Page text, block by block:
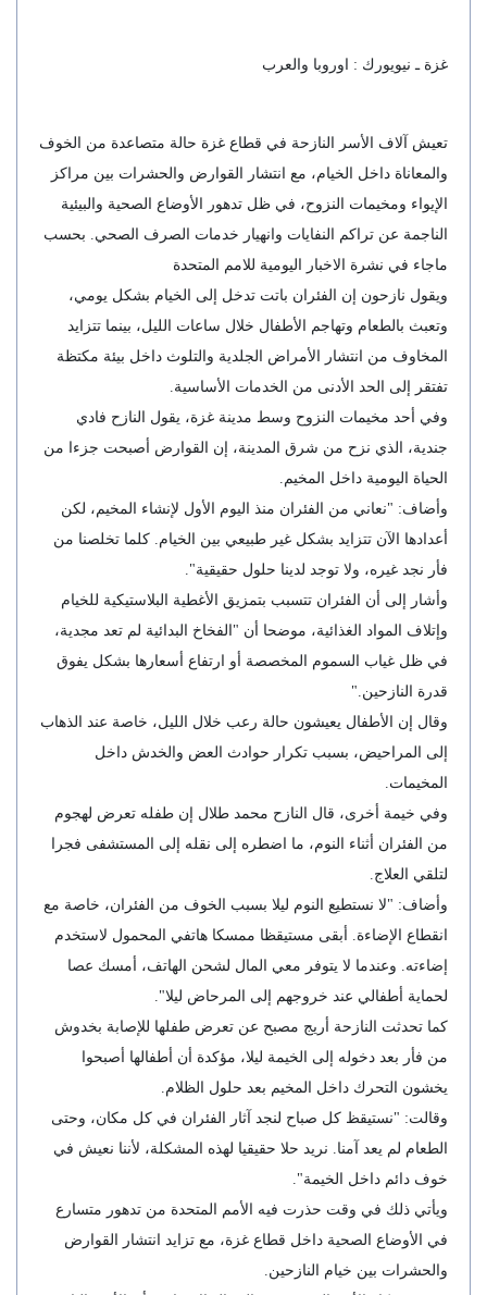
غزة ـ نيويورك : اوروبا والعرب
تعيش آلاف الأسر النازحة في قطاع غزة حالة متصاعدة من الخوف
والمعاناة داخل الخيام، مع انتشار القوارض والحشرات بين مراكز
الإيواء ومخيمات النزوح، في ظل تدهور الأوضاع الصحية والبيئية
الناجمة عن تراكم النفايات وانهيار خدمات الصرف الصحي. بحسب
ماجاء في نشرة الاخبار اليومية للامم المتحدة
ويقول نازحون إن الفئران باتت تدخل إلى الخيام بشكل يومي،
وتعبث بالطعام وتهاجم الأطفال خلال ساعات الليل، بينما تتزايد
المخاوف من انتشار الأمراض الجلدية والتلوث داخل بيئة مكتظة
تفتقر إلى الحد الأدنى من الخدمات الأساسية.
وفي أحد مخيمات النزوح وسط مدينة غزة، يقول النازح فادي
جندية، الذي نزح من شرق المدينة، إن القوارض أصبحت جزءا من
الحياة اليومية داخل المخيم.
وأضاف: "نعاني من الفئران منذ اليوم الأول لإنشاء المخيم، لكن
أعدادها الآن تتزايد بشكل غير طبيعي بين الخيام. كلما تخلصنا من
فأر نجد غيره، ولا توجد لدينا حلول حقيقية".
وأشار إلى أن الفئران تتسبب بتمزيق الأغطية البلاستيكية للخيام
وإتلاف المواد الغذائية، موضحا أن "الفخاخ البدائية لم تعد مجدية،
في ظل غياب السموم المخصصة أو ارتفاع أسعارها بشكل يفوق
قدرة النازحين."
وقال إن الأطفال يعيشون حالة رعب خلال الليل، خاصة عند الذهاب
إلى المراحيض، بسبب تكرار حوادث العض والخدش داخل
المخيمات.
وفي خيمة أخرى، قال النازح محمد طلال إن طفله تعرض لهجوم
من الفئران أثناء النوم، ما اضطره إلى نقله إلى المستشفى فجرا
لتلقي العلاج.
وأضاف: "لا نستطيع النوم ليلا بسبب الخوف من الفئران، خاصة مع
انقطاع الإضاءة. أبقى مستيقظا ممسكا هاتفي المحمول لاستخدم
إضاءته. وعندما لا يتوفر معي المال لشحن الهاتف، أمسك عصا
لحماية أطفالي عند خروجهم إلى المرحاض ليلا".
كما تحدثت النازحة أريج مصبح عن تعرض طفلها للإصابة بخدوش
من فأر بعد دخوله إلى الخيمة ليلا، مؤكدة أن أطفالها أصبحوا
يخشون التحرك داخل المخيم بعد حلول الظلام.
وقالت: "نستيقظ كل صباح لنجد آثار الفئران في كل مكان، وحتى
الطعام لم يعد آمنا. نريد حلا حقيقيا لهذه المشكلة، لأننا نعيش في
خوف دائم داخل الخيمة".
ويأتي ذلك في وقت حذرت فيه الأمم المتحدة من تدهور متسارع
في الأوضاع الصحية داخل قطاع غزة، مع تزايد انتشار القوارض
والحشرات بين خيام النازحين.